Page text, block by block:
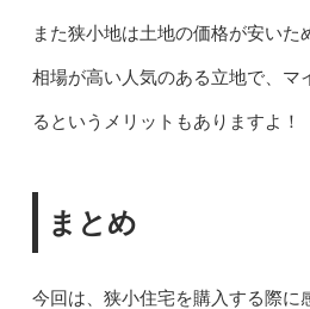
また狭小地は土地の価格が安いた
相場が高い人気のある立地で、マ
るというメリットもありますよ！
まとめ
今回は、狭小住宅を購入する際に